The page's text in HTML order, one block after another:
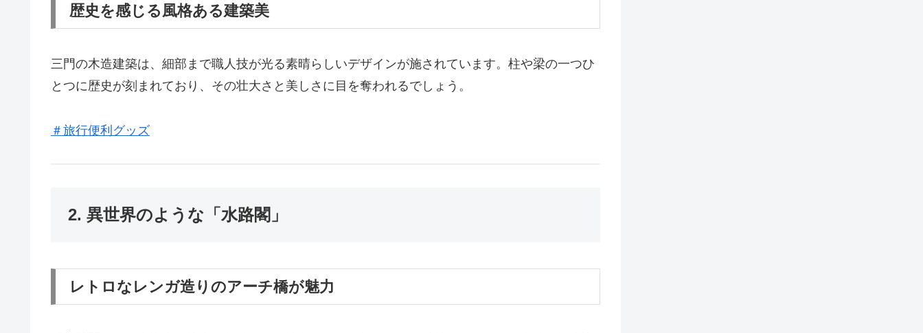
歴史を感じる風格ある建築美
三門の木造建築は、細部まで職人技が光る素晴らしいデザインが施されています。柱や梁の一つひ
とつに歴史が刻まれており、その壮大さと美しさに目を奪われるでしょう。
＃旅行便利グッズ
2. 異世界のような「水路閣」
レトロなレンガ造りのアーチ橋が魅力